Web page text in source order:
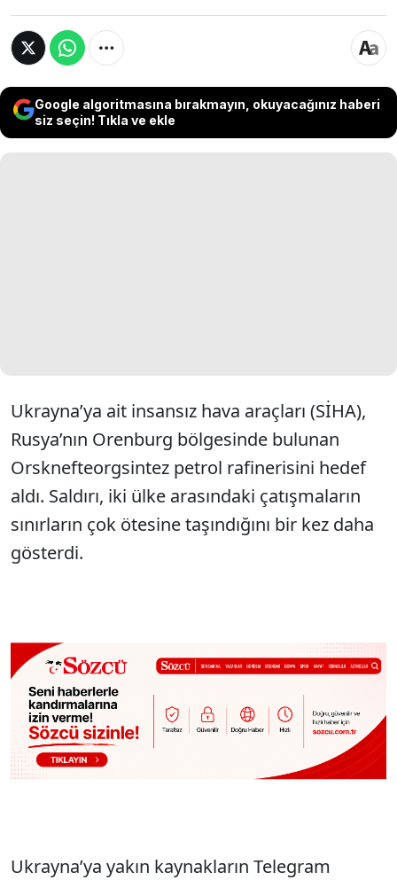
Google algoritmasına bırakmayın, okuyacağınız haberi
siz seçin! Tıkla ve ekle
Ukrayna’ya ait insansız hava araçları (SİHA),
Rusya’nın Orenburg bölgesinde bulunan
Orsknefteorgsintez petrol rafinerisini hedef
aldı. Saldırı, iki ülke arasındaki çatışmaların
sınırların çok ötesine taşındığını bir kez daha
gösterdi.
Ukrayna’ya yakın kaynakların Telegram